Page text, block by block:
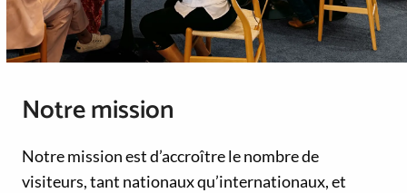
Notre mission
Notre mission est d’accroître le nombre de
visiteurs, tant nationaux qu’internationaux, et